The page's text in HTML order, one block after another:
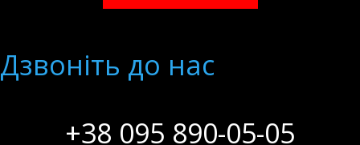
Дзвонiть до нас
+38 095 890-05-05